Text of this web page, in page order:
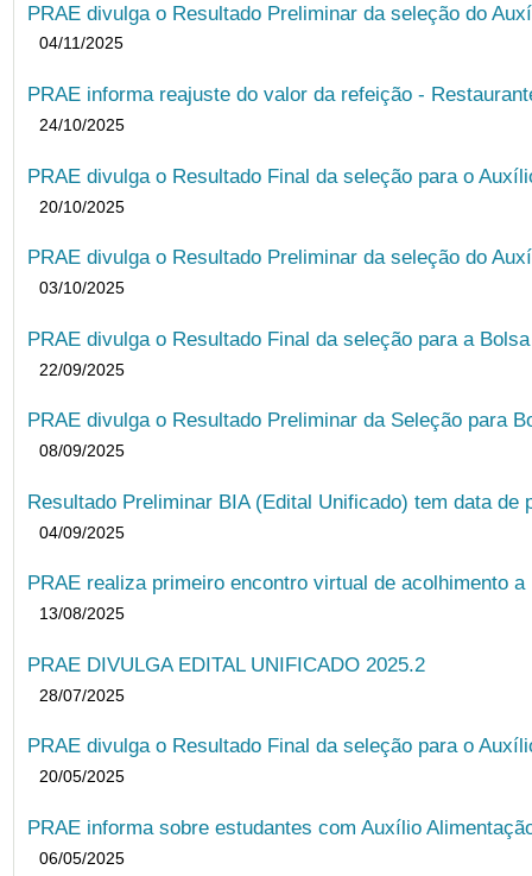
PRAE divulga o Resultado Preliminar da seleção do
04/11/2025
PRAE informa reajuste do valor da refeição -
24/10/2025
PRAE divulga o Resultado Final da seleção para o
20/10/2025
PRAE divulga o Resultado Preliminar da seleção do
03/10/2025
PRAE divulga o Resultado Final da seleção para a
22/09/2025
PRAE divulga o Resultado Preliminar da Seleção para
08/09/2025
Resultado Preliminar BIA (Edital Unificado) tem data de
04/09/2025
PRAE realiza primeiro encontro virtual de acolhimento
13/08/2025
PRAE DIVULGA EDITAL UNIFICADO 2025.2
28/07/2025
PRAE divulga o Resultado Final da seleção para o
20/05/2025
PRAE informa sobre estudantes com Auxílio
06/05/2025